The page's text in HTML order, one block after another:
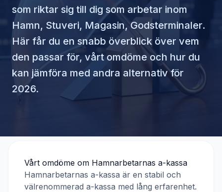
som riktar sig till dig som arbetar inom
Hamn, Stuveri, Magasin, Godsterminaler.
Här får du en snabb överblick över vem
den passar för, vårt omdöme och hur du
kan jämföra med andra alternativ för
2026.
Vårt omdöme om Hamnarbetarnas a-kassa
Hamnarbetarnas a-kassa är en stabil och
välrenommerad a-kassa med lång erfarenhet.